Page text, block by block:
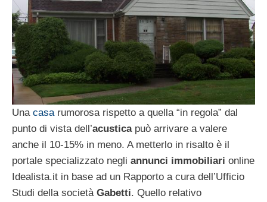
Una casa rumorosa rispetto a quella “in regola” dal
punto di vista dell’acusticapuò arrivare a valere
anche il 10-15% in meno. A metterlo in risalto è il
portale specializzato negli annunci immobiliari online
Idealista.it in base ad un Rapporto a cura dell’Ufficio
Studi della società Gabetti. Quello relativo